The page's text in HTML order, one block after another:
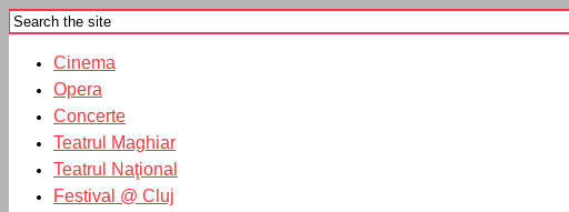
Cinema
Opera
Concerte
Teatrul Maghiar
Teatrul Naţional
Festival @ Cluj